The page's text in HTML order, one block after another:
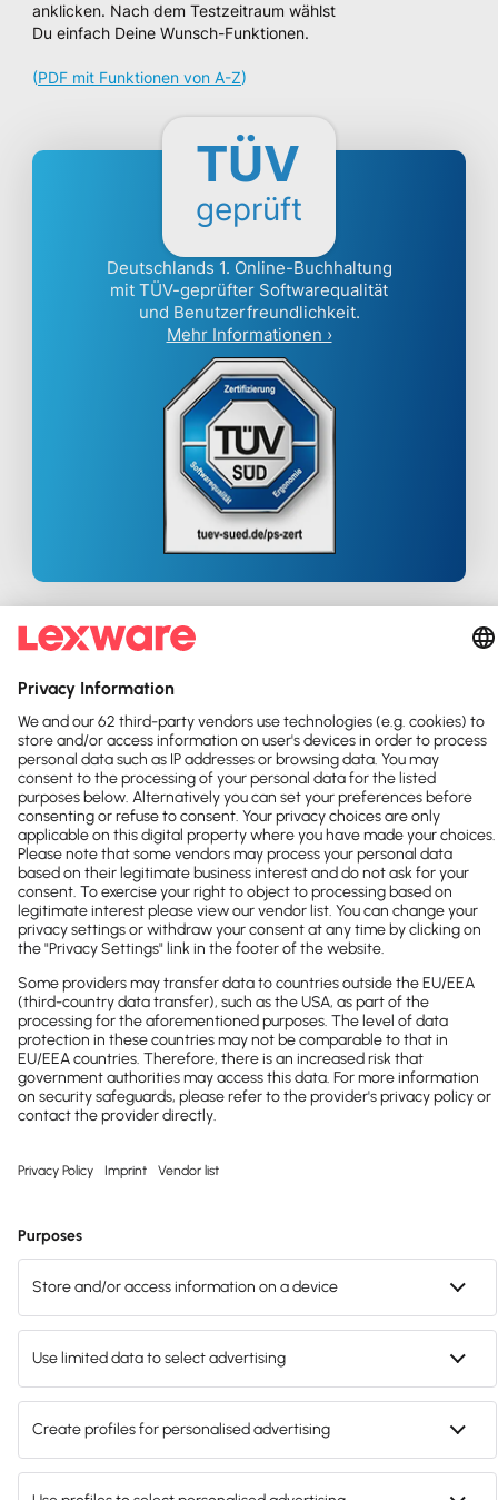
anklicken. Nach dem Testzeitraum wählst
Du einfach Deine Wunsch-Funktionen.
(PDF mit Funktionen von A-Z)
TÜV
geprüft
Deutschlands 1. Online-Buchhaltung
mit TÜV-geprüfter Softwarequalität
und Benutzerfreundlichkeit.
Mehr Informationen ›
Lohnabrechnungen?
Läuft
Überall nutzbar:
Testendet
automatisch
keineZahlungsdaten
hinterlegen
anonym &unverbindlich
Konditionen als PDF öffnen ›
Kostenlostesten
Test endet automatisch.
Lohn